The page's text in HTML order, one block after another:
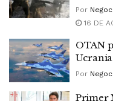
Por
16 DE
OTAN
Ucrania
Por
Primer